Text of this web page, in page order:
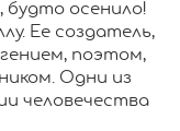
будто осенило!
Ее создатель,
поэтом,
Одни из
человечества